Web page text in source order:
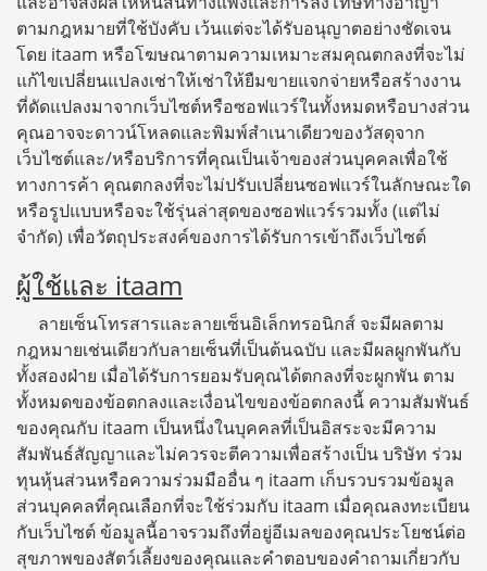
ตามกฎหมายที่ใช้บังคับ เว้นแต่จะได้รับอนุญาตอย่างชัดเจน
โดย itaam หรือโฆษณาตามความเหมาะสมคุณตกลงที่จะไม่
แก้ไขเปลี่ยนแปลงเช่าให้เช่าให้ยืมขายแจกจ่ายหรือสร้างงาน
ที่ดัดแปลงมาจากเว็บไซต์หรือซอฟแวร์ในทั้งหมดหรือบางส่วน
คุณอาจจะดาวน์โหลดและพิมพ์สำเนาเดียวของวัสดุจาก
เว็บไซต์และ/หรือบริการที่คุณเป็นเจ้าของส่วนบุคคลเพื่อใช้
ทางการค้า คุณตกลงที่จะไม่ปรับเปลี่ยนซอฟแวร์ในลักษณะใด
หรือรูปแบบหรือจะใช้รุ่นล่าสุดของซอฟแวร์รวมทั้ง (แต่ไม่
จำกัด) เพื่อวัตถุประสงค์ของการได้รับการเข้าถึงเว็บไซต์
ผู้ใช้และ itaam
ลายเซ็นโทรสารและลายเซ็นอิเล็กทรอนิกส์ จะมีผลตาม
กฎหมายเช่นเดียวกับลายเซ็นที่เป็นต้นฉบับ และมีผลผูกพันกับ
ทั้งสองฝ่าย เมื่อได้รับการยอมรับคุณได้ตกลงที่จะผูกพัน ตาม
ทั้งหมดของข้อตกลงและเงื่อนไขของข้อตกลงนี้ ความสัมพันธ์
ของคุณกับ itaam เป็นหนึ่งในบุคคลที่เป็นอิสระจะมีความ
สัมพันธ์สัญญาและไม่ควรจะตีความเพื่อสร้างเป็น บริษัท ร่วม
ทุนหุ้นส่วนหรือความร่วมมืออื่น ๆ itaam เก็บรวบรวมข้อมูล
ส่วนบุคคลที่คุณเลือกที่จะใช้ร่วมกับ itaam เมื่อคุณลงทะเบียน
กับเว็บไซต์ ข้อมูลนี้อาจรวมถึงที่อยู่อีเมลของคุณประโยชน์ต่อ
สุขภาพของสัตว์เลี้ยงของคุณและคำตอบของคำถามเกี่ยวกับ